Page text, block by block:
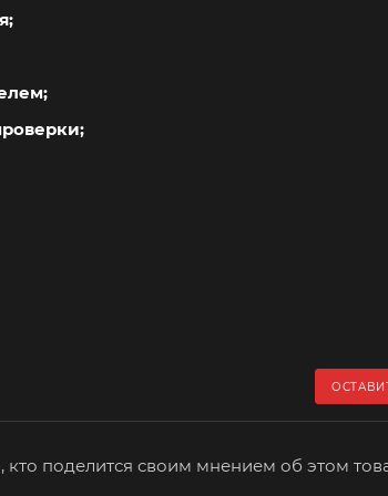
поделится своим мнением об этом